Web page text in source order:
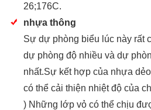
26;176C.
nhựa thông
Sự dự phòng biểu lúc này rất
dự phòng độ nhiều và dự
nhất.Sự kết hợp của nhựa
có thể cải thiện nhiệt độ của
) Những lớp vỏ có thể chịu